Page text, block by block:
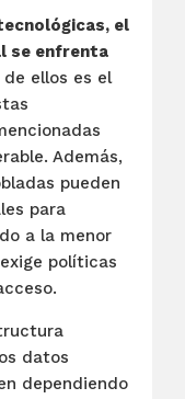
el
se enfrenta
de ellos es el
Además,
pueden
para
a la menor
políticas
datos
dependiendo